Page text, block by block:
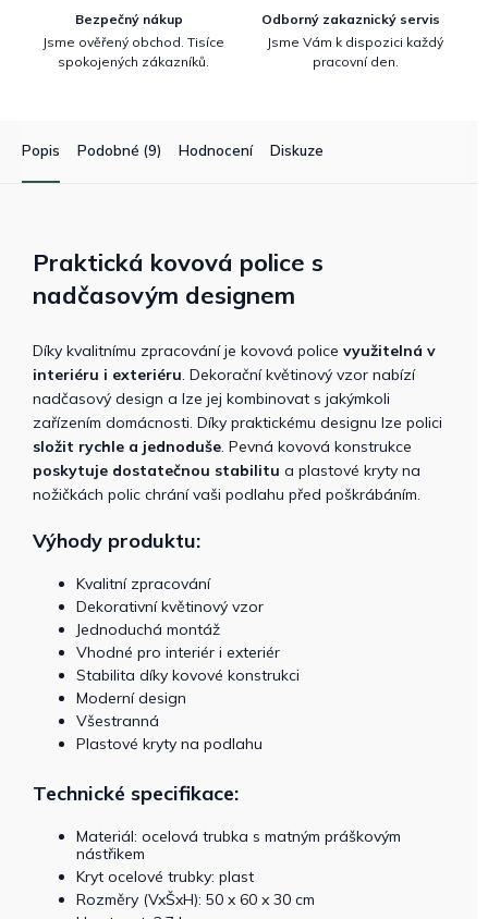
Bezpečný nákup
Jsme ověřený obchod. Tisíce
spokojených zákazníků.
Odborný zakaznický servis
Jsme Vám k dispozici každý
pracovní den.
Popis Podobné (9) Hodnocení Diskuze
Praktická kovová police s
nadčasovým designem
Díky kvalitnímu zpracování je kovová police využitelná v
interiéru i exteriéru. Dekorační květinový vzor nabízí
nadčasový design a lze jej kombinovat s jakýmkoli
zařízením domácnosti. Díky praktickému designu lze polici
složit rychle a jednoduše. Pevná kovová konstrukce
poskytuje dostatečnou stabilitu a plastové kryty na
nožičkách polic chrání vaši podlahu před poškrábáním.
Výhody produktu:
Kvalitní zpracování
Dekorativní květinový vzor
Jednoduchá montáž
Vhodné pro interiér i exteriér
Stabilita díky kovové konstrukci
Moderní design
Všestranná
Plastové kryty na podlahu
Technické specifikace:
Materiál: ocelová trubka s matným práškovým
nástřikem
Kryt ocelové trubky: plast
Rozměry (VxŠxH): 50 x 60 x 30 cm